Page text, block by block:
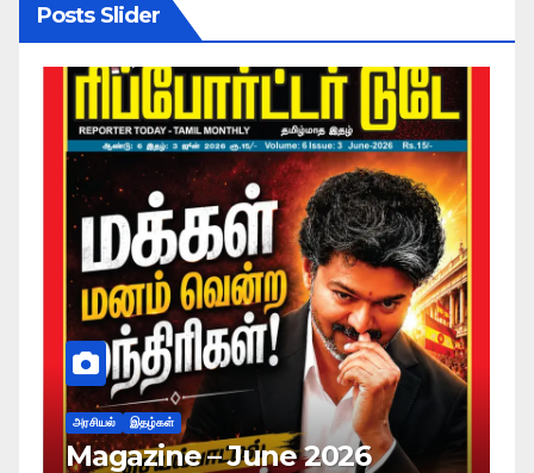
Posts Slider
அரசியல் இதழ்கள்
Magazine – May 2026